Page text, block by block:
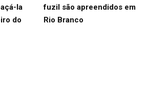
la
do
fuzil são apreendidos em
Rio Branco